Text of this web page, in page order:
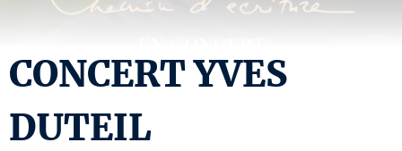
CONCERT YVES
DUTEIL